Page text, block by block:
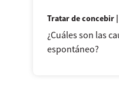
Tratar de concebir
¿Cuáles son las
espontáneo?